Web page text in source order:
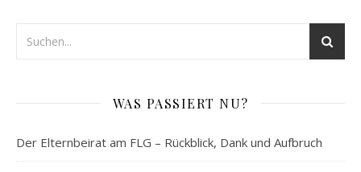
WAS PASSIERT NU?
Der Elternbeirat am FLG – Rückblick, Dank und Aufbruch